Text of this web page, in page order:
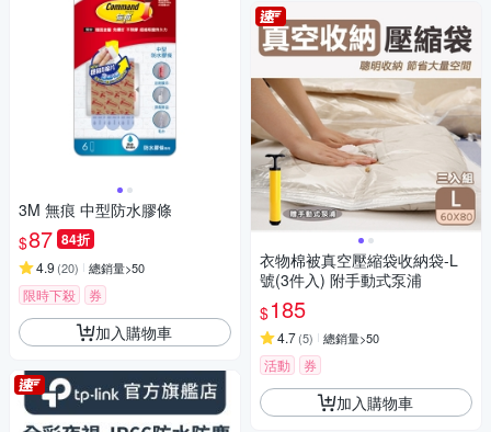
3M 無痕 中型防水膠條
$87 84折
4.9 (20) 總銷量>50
限時下殺 券
加入購物車
衣物棉被真空壓縮袋收納袋-L
號(3件入) 附手動式泵浦
$185
4.7(5) 總銷量>50
活動 券
加入購物車